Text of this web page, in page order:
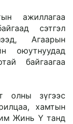
ажиллагаа
сэтгэл
Агаарын
оюутнуудад
байгаагаа
олны зүгээс
хамтын
Жинь Ү танд